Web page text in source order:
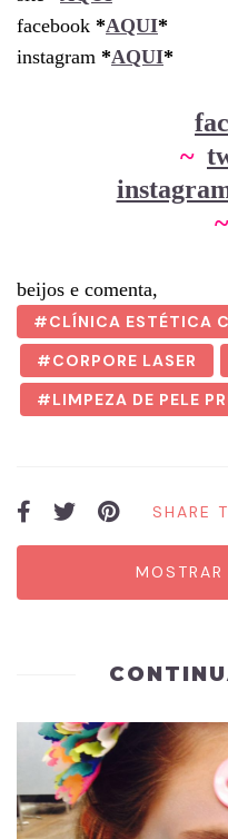
facebook *AQUI*
instagram *AQUI*
~
~
beijos e comenta,
CLÍNICA ESTÉTICA
CORPORE LASER
LIMPEZA DE PELE
SHARE